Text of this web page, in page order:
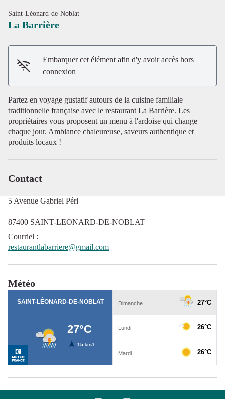
Voir l'image en plein écran
Saint-Léonard-de-Noblat
La Barrière
Embarquer cet élément afin d'y avoir accès hors
connexion
Partez en voyage gustatif autours de la cuisine familiale
traditionnelle française avec le restaurant La Barrière. Les
propriétaires vous proposent un menu à l'ardoise qui change
chaque jour. Ambiance chaleureuse, saveurs authentique et
produits locaux !
Contact
5 Avenue Gabriel Péri
87400 SAINT-LEONARD-DE-NOBLAT
Courriel :
restaurantlabarriere@gmail.com
Météo